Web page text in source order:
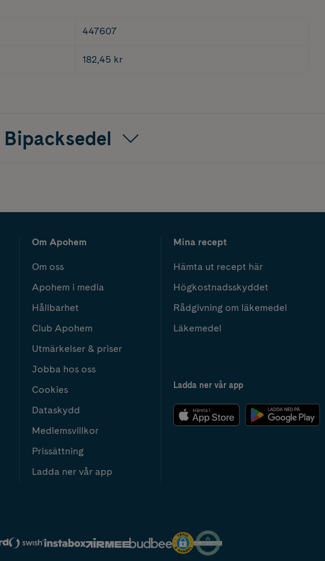
447607
182,45 kr
Bipacksedel
Om Apohem
Om oss
Apohem i media
Hållbarhet
Club Apohem
Utmärkelser & priser
Jobba hos oss
Cookies
Dataskydd
Medlemsvillkor
Prissättning
Ladda ner vår app
Mina recept
Hämta ut recept här
Högkostnadsskyddet
Rådgivning om läkemedel
Läkemedel
Ladda ner vår app